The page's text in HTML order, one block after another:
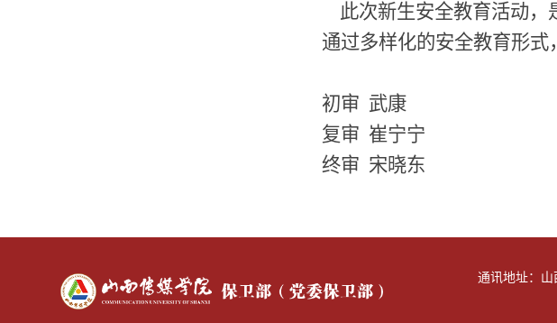
此次新生安全教育活动，
通过多样化的安全教育形式
初审 武康
复审 崔宁宁
终审 宋晓东
通讯地址：